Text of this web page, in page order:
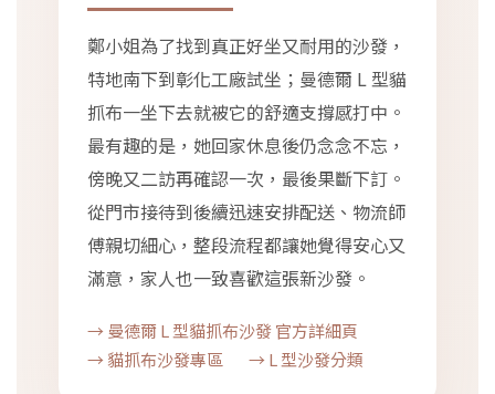
鄭小姐為了找到真正好坐又耐用的沙發，
特地南下到彰化工廠試坐；曼德爾 L 型貓
抓布一坐下去就被它的舒適支撐感打中。
最有趣的是，她回家休息後仍念念不忘，
傍晚又二訪再確認一次，最後果斷下訂。
從門市接待到後續迅速安排配送、物流師
傅親切細心，整段流程都讓她覺得安心又
滿意，家人也一致喜歡這張新沙發。
→ 曼德爾 L 型貓抓布沙發 官方詳細頁
→ 貓抓布沙發專區
→ L 型沙發分類